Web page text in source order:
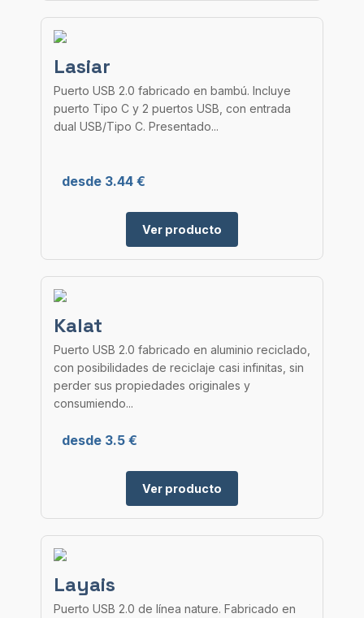
Lasiar
Puerto USB 2.0 fabricado en bambú. Incluye
puerto Tipo C y 2 puertos USB, con entrada
dual USB/Tipo C. Presentado...
desde 3.44 €
Ver producto
Kalat
Puerto USB 2.0 fabricado en aluminio reciclado,
con posibilidades de reciclaje casi infinitas, sin
perder sus propiedades originales y
consumiendo...
desde 3.5 €
Ver producto
Layais
Puerto USB 2.0 de línea nature. Fabricado en